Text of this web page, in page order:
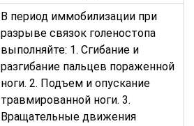
В период иммобилизации при
разрыве связок голеностопа
выполняйте: 1. Сгибание и
разгибание пальцев пораженной
ноги. 2. Подъем и опускание
травмированной ноги. 3.
Вращательные движения